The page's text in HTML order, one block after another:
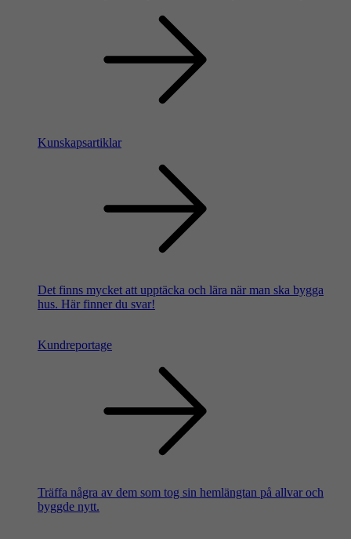
Kunskapsartiklar
Det finns mycket att upptäcka och lära när man ska bygga
hus. Här finner du svar!
Kundreportage
Träffa några av dem som tog sin hemlängtan på allvar och
byggde nytt.